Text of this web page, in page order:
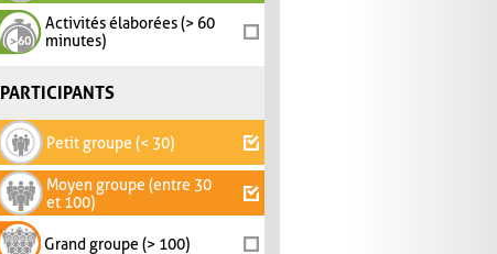
Activités élaborées (> 60
minutes)
PARTICIPANTS
Petit groupe (< 30)
Moyen groupe (entre 30
et 100)
Grand groupe (> 100)